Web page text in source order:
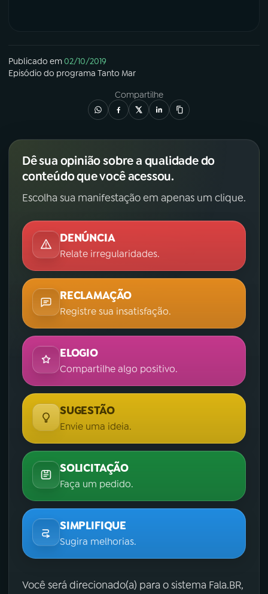
Publicado em02/10/2019
Episódio do programa Tanto Mar
Compartilhe
Dê sua opinião sobre a qualidade do
conteúdo que você acessou.
Escolha sua manifestação em apenas um clique.
DENÚNCIA
Relate irregularidades.
RECLAMAÇÃO
Registre sua insatisfação.
ELOGIO
Compartilhe algo positivo.
SUGESTÃO
Envie uma ideia.
SOLICITAÇÃO
Faça um pedido.
SIMPLIFIQUE
Sugira melhorias.
Você será direcionado(a) para o sistema Fala.BR,